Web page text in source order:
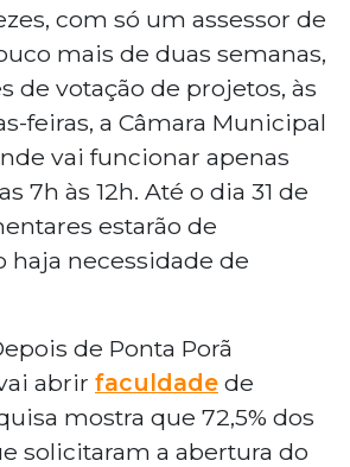
com só um assessor de
mais de duas semanas,
de votação de projetos, às
feiras, a Câmara Municipal
vai funcionar apenas
7h às 12h. Até o dia 31 de
estarão de
haja necessidade de
de Ponta Porã
abrir faculdade de
mostra que 72,5% dos
solicitaram a abertura do